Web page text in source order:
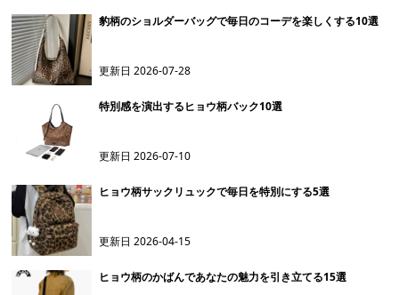
豹柄のショルダーバッグで毎日のコーデを楽しくする10選
更新日2026-07-28
特別感を演出するヒョウ柄バック10選
更新日2026-07-10
ヒョウ柄サックリュックで毎日を特別にする5選
更新日2026-04-15
ヒョウ柄のかばんであなたの魅力を引き立てる15選